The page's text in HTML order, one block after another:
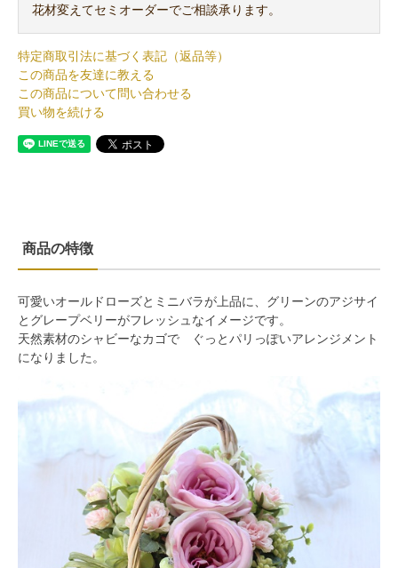
花材変えてセミオーダーでご相談承ります。
特定商取引法に基づく表記（返品等）
この商品を友達に教える
この商品について問い合わせる
買い物を続ける
商品の特徴
可愛いオールドローズとミニバラが上品に、グリーンのアジサイ
とグレープベリーがフレッシュなイメージです。
天然素材のシャビーなカゴで ぐっとパリっぽいアレンジメント
になりました。